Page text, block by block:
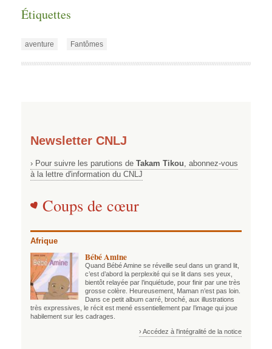
Étiquettes
aventure Fantômes
Newsletter CNLJ
› Pour suivre les parutions de Takam Tikou , abonnez-vous
à la lettre d'information du CNLJ
Coups de cœur
Afrique
Bébé Amine
Quand Bébé Amine se réveille seul dans un grand lit,
c’est d’abord la perplexité qui se lit dans ses yeux,
bientôt relayée par l’inquiétude, pour finir par une très
grosse colère. Heureusement, Maman n’est pas loin.
Dans ce petit album carré, broché, aux illustrations
très expressives, le récit est mené essentiellement par l’image qui joue
habilement sur les cadrages.
› Accédez à l'intégralité de la notice